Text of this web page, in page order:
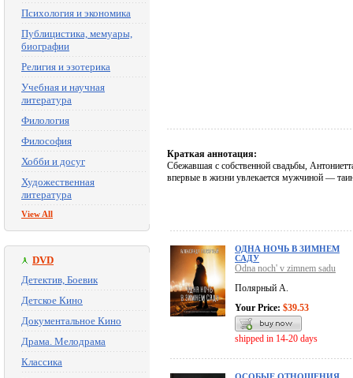
Психология и экономика
Публицистика, мемуары,
биографии
Религия и эзотерика
Учебная и научная
литература
Филология
Философия
Хобби и досуг
Художественная
литература
View All
DVD
Детектив, Боевик
Детское Кино
Документальное Кино
Драма. Мелодрама
Классика
Краткая аннотация:
Сбежавшая с собственной свадьбы,
впервые в жизни увлекается мужчиной —
ОДНА НОЧЬ В ЗИМНЕМ
САДУ
Odna noch' v zimnem sadu
Полярный А.
Your Price: $39.53
shipped in 14-20 days